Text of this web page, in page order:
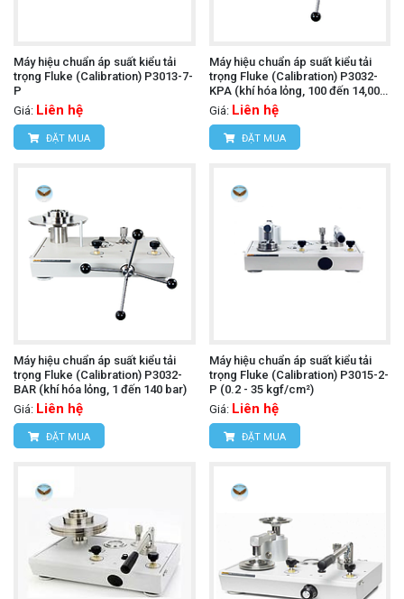
Máy hiệu chuẩn áp suất kiểu tải
trọng Fluke (Calibration) P3013-7-
P
Giá: Liên hệ
ĐẶT MUA
Máy hiệu chuẩn áp suất kiểu tải
trọng Fluke (Calibration) P3032-
KPA (khí hóa lỏng, 100 đến 14,000
kPa)
Giá: Liên hệ
ĐẶT MUA
Máy hiệu chuẩn áp suất kiểu tải
trọng Fluke (Calibration) P3032-
BAR (khí hóa lỏng, 1 đến 140 bar)
Giá: Liên hệ
ĐẶT MUA
Máy hiệu chuẩn áp suất kiểu tải
trọng Fluke (Calibration) P3015-2-
P (0.2 - 35 kgf/cm²)
Giá: Liên hệ
ĐẶT MUA